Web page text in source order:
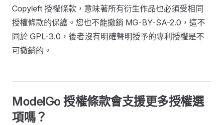
Copyleft 授權條款，意味著所有衍生作品也必須受相同
授權條款的保護。您也不能撤銷 MG-BY-SA-2.0，這不
同於 GPL-3.0，後者沒有明確聲明授予的專利授權是不
可撤銷的。
ModelGo 授權條款會支援更多授權選
項嗎？